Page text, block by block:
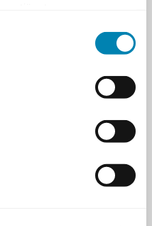
medverkar även
För
bjuds
teman.